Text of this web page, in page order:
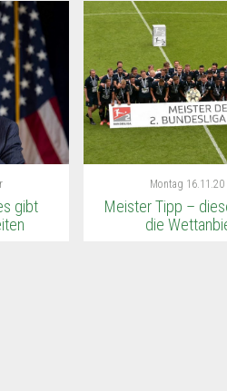
gibt
Montag 16.11.20
Meister Tipp –
die